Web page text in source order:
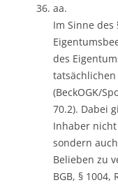
aa.
Im Sinne des
des
(BeckOGK/
70.2). Dabei
Inhaber
sondern
Belieben zu
BGB, § 1004,